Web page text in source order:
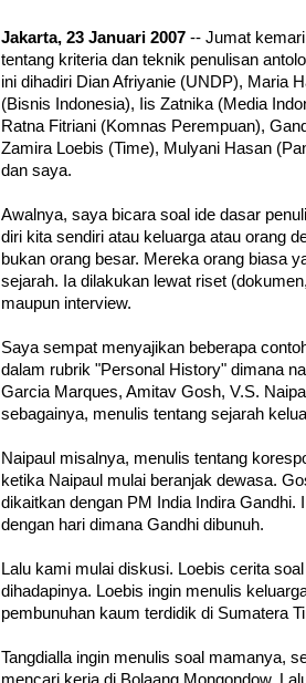
Jakarta, 23 Januari 2007 -- Jumat
tentang kriteria dan teknik penulisan
ini dihadiri Dian Afriyanie (UNDP), Maria
(Bisnis Indonesia), Iis Zatnika (Media
Ratna Fitriani (Komnas Perempuan),
Zamira Loebis (Time), Mulyani Hasan
dan saya.
Awalnya, saya bicara soal ide dasar
diri kita sendiri atau keluarga atau orang
bukan orang besar. Mereka orang biasa
sejarah. Ia dilakukan lewat riset
maupun interview.
Saya sempat menyajikan beberapa
dalam rubrik "Personal History" dimana
Garcia Marques, Amitav Gosh, V.S.
sebagainya, menulis tentang sejarah
Naipaul misalnya, menulis tentang
ketika Naipaul mulai beranjak dewasa.
dikaitkan dengan PM India Indira Gandhi.
dengan hari dimana Gandhi dibunuh.
Lalu kami mulai diskusi. Loebis cerita
dihadapinya. Loebis ingin menulis
pembunuhan kaum terdidik di Sumatera
Tangdialla ingin menulis soal mamanya,